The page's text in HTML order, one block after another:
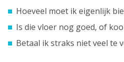
Hoeveel moet ik eigenlijk
Is die vloer nog goed, of
Betaal ik straks niet veel te